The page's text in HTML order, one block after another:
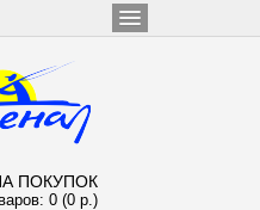
ПОКУПОК
0 (0 р.)